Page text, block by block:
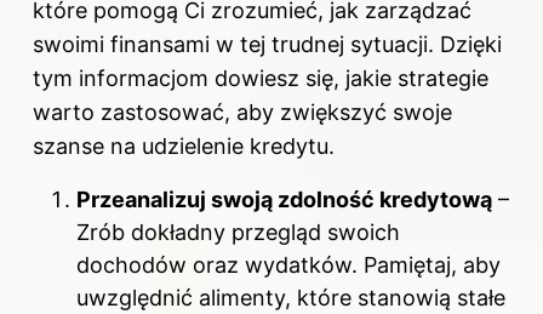
które pomogą Ci zrozumieć, jak zarządzać
swoimi finansami w tej trudnej sytuacji. Dzięki
tym informacjom dowiesz się, jakie strategie
warto zastosować, aby zwiększyć swoje
szanse na udzielenie kredytu.
Przeanalizuj swoją zdolność kredytową –
Zrób dokładny przegląd swoich
dochodów oraz wydatków. Pamiętaj, aby
uwzględnić alimenty, które stanowią stałe